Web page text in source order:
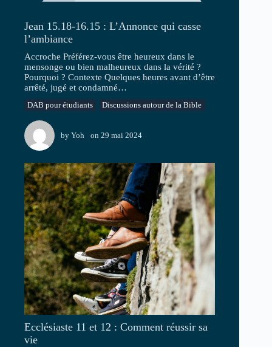
Jean 15.18-16.15 : L’Annonce qui casse
l’ambiance
DAB pour étudiants Discussions autour de la Bible
Accroche Préférez-vous être heureux dans le
mensonge ou bien malheureux dans la vérité ?
Pourquoi ? Contexte Quelques heures avant d’être
arrêté, jugé et condamné…
by Yoh on 29 mai 2024
Ecclésiaste 11 et 12 : Comment réussir sa
vie